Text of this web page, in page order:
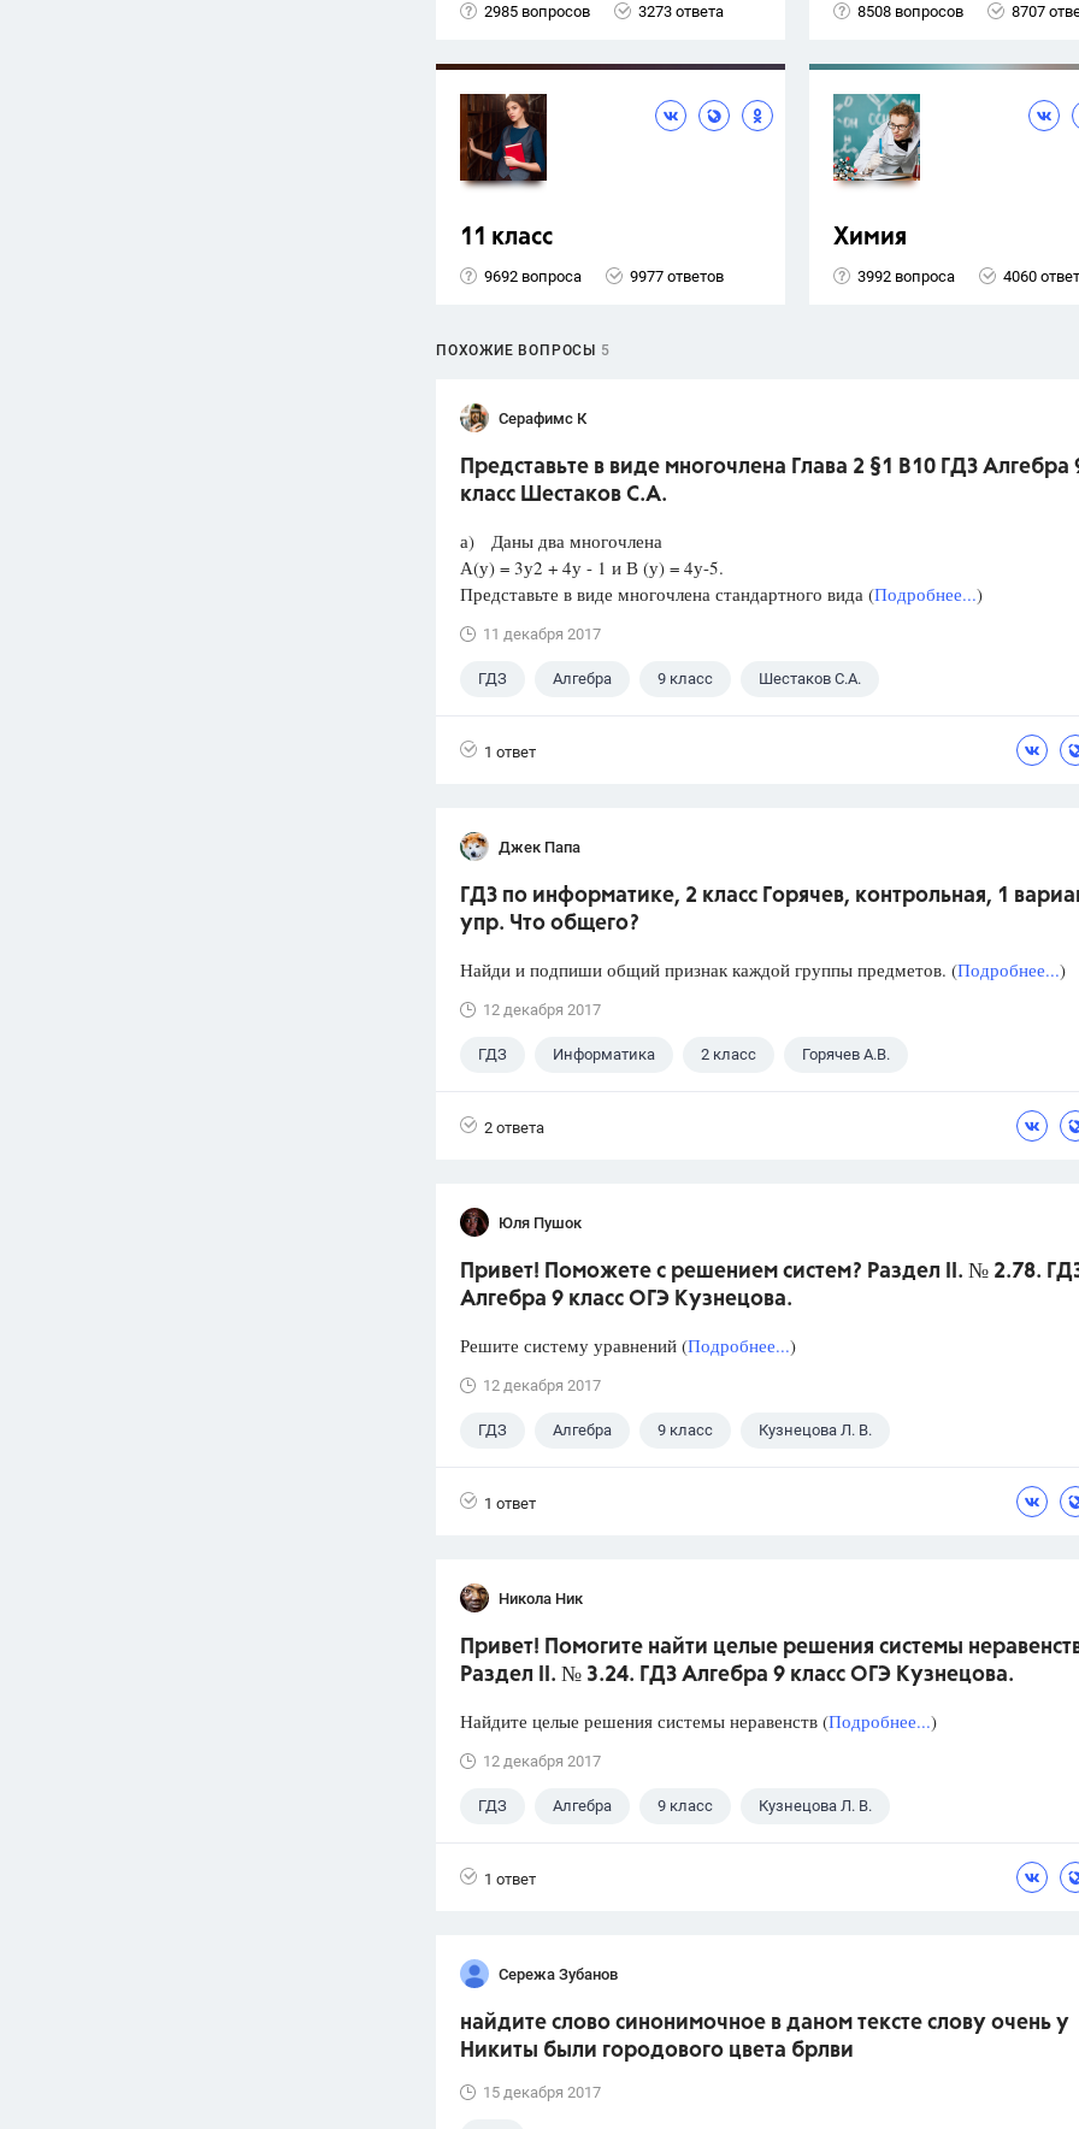
2985 вопросов 3273 ответа 8508 вопросов 8707
11 класс
9692 вопроса 9977 ответов
Химия
3992 вопроса 4060
ПОХОЖИЕ ВОПРОСЫ 5
Серафимс К
Представьте в виде многочлена Глава 2 §1 B10 ГДЗ Алгебра
класс Шестаков С.А.
а) Даны два многочлена
А(у) = 3у2 + 4у - 1 и В (у) = 4у-5.
Представьте в виде многочлена стандартного вида (Подробнее...)
11 декабря 2017
ГДЗ Алгебра 9 класс Шестаков С.А.
1 ответ
Джек Папа
ГДЗ по информатике, 2 класс Горячев, контрольная, 1
упр. Что общего?
Найди и подпиши общий признак каждой группы предметов. (Подробнее...)
12 декабря 2017
ГДЗ Информатика 2 класс Горячев А.В.
2 ответа
Юля Пушок
Привет! Поможете с решением систем? Раздел II. № 2.78.
Алгебра 9 класс ОГЭ Кузнецова.
Решите систему уравнений (Подробнее...)
12 декабря 2017
ГДЗ Алгебра 9 класс Кузнецова Л. В.
1 ответ
Никола Ник
Привет! Помогите найти целые решения системы
Раздел II. № 3.24. ГДЗ Алгебра 9 класс ОГЭ Кузнецова.
Найдите целые решения системы неравенств (Подробнее...)
12 декабря 2017
ГДЗ Алгебра 9 класс Кузнецова Л. В.
1 ответ
Сережа Зубанов
найдите слово синонимочное в даном тексте слову очень у
Никиты были городового цвета брлви
15 декабря 2017